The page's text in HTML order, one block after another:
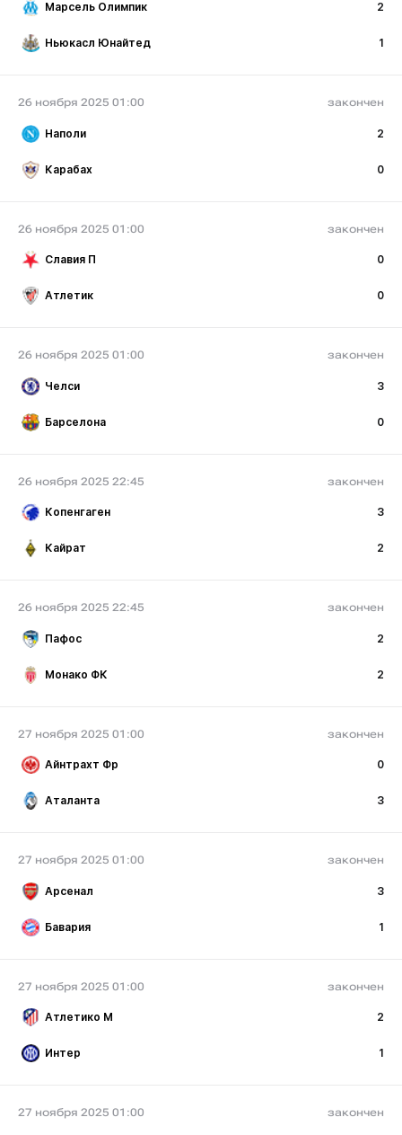
Марсель Олимпик 2
Ньюкасл Юнайтед 1
26 ноября 2025 01:00 закончен
Наполи 2
Карабах 0
26 ноября 2025 01:00 закончен
Славия П 0
Атлетик 0
26 ноября 2025 01:00 закончен
Челси 3
Барселона 0
26 ноября 2025 22:45 закончен
Копенгаген 3
Кайрат 2
26 ноября 2025 22:45 закончен
Пафос 2
Монако ФК 2
27 ноября 2025 01:00 закончен
Айнтрахт Фр 0
Аталанта 3
27 ноября 2025 01:00 закончен
Арсенал 3
Бавария 1
27 ноября 2025 01:00 закончен
Атлетико М 2
Интер 1
27 ноября 2025 01:00 закончен